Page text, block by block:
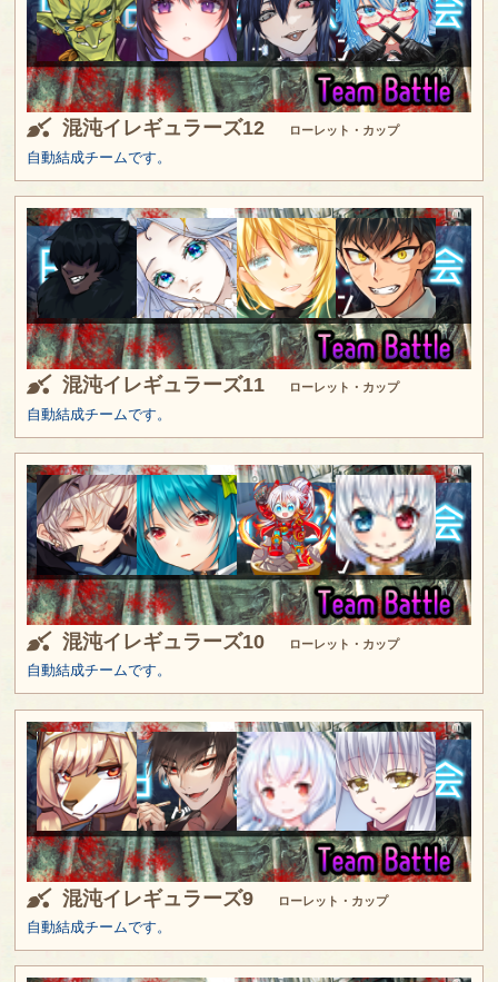
混沌イレギュラーズ12 ローレット・カップ
自動結成チームです。
混沌イレギュラーズ11 ローレット・カップ
自動結成チームです。
混沌イレギュラーズ10 ローレット・カップ
自動結成チームです。
混沌イレギュラーズ9 ローレット・カップ
自動結成チームです。